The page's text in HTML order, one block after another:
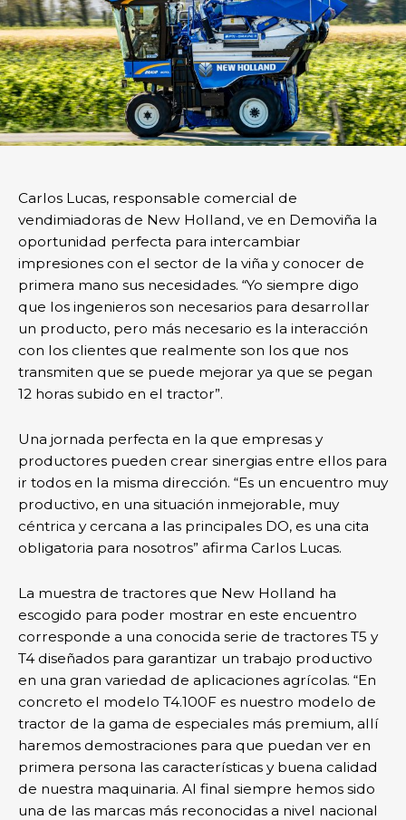
Carlos Lucas, responsable comercial de
vendimiadoras de New Holland, ve en Demoviña la
oportunidad perfecta para intercambiar
impresiones con el sector de la viña y conocer de
primera mano sus necesidades. “Yo siempre digo
que los ingenieros son necesarios para desarrollar
un producto, pero más necesario es la interacción
con los clientes que realmente son los que nos
transmiten que se puede mejorar ya que se pegan
12 horas subido en el tractor”.
Una jornada perfecta en la que empresas y
productores pueden crear sinergias entre ellos para
ir todos en la misma dirección. “Es un encuentro muy
productivo, en una situación inmejorable, muy
céntrica y cercana a las principales DO, es una cita
obligatoria para nosotros” afirma Carlos Lucas.
La muestra de tractores que New Holland ha
escogido para poder mostrar en este encuentro
corresponde a una conocida serie de tractores T5 y
T4 diseñados para garantizar un trabajo productivo
en una gran variedad de aplicaciones agrícolas. “En
concreto el modelo T4.100F es nuestro modelo de
tractor de la gama de especiales más premium, allí
haremos demostraciones para que puedan ver en
primera persona las características y buena calidad
de nuestra maquinaria. Al final siempre hemos sido
una de las marcas más reconocidas a nivel nacional